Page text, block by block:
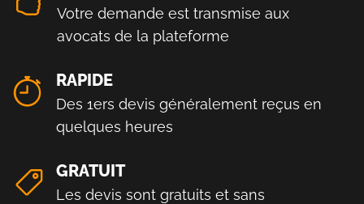
Votre demande est transmise aux
avocats de la plateforme
RAPIDE
Des 1ers devis généralement reçus en
quelques heures
GRATUIT
Les devis sont gratuits et sans